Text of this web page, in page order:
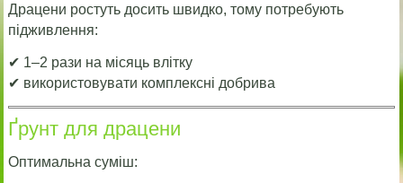
Драцени ростуть досить швидко, тому потребують
підживлення:
✔ 1–2 рази на місяць влітку
✔ використовувати комплексні добрива
Ґрунт для драцени
Оптимальна суміш: